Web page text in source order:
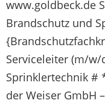
www.goldbeck.de
Brandschutz und
Serviceleiter (m/
Sprinklertechnik
der Weiser GmbH